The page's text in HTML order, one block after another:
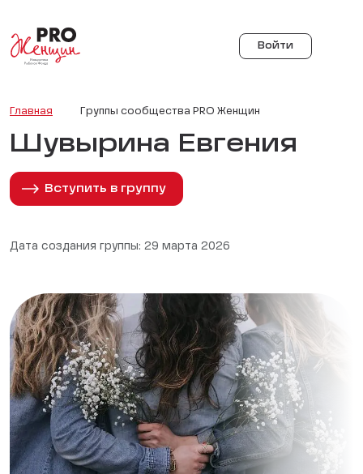
Войти
Главная Группы сообщества PRO Женщин
Шувырина Евгения
Вступить в группу
Дата создания группы: 29 марта 2026